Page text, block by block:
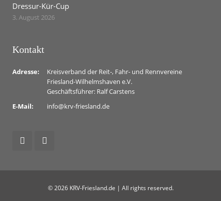
Dressur-Kür-Cup
3. August 2026
Kontakt
Adresse:
Kreisverband der Reit-, Fahr- und Rennvereine
Friesland-Wilhelmshaven e.V.
Geschäftsführer: Ralf Carstens
E-Mail:
info@krv-friesland.de
© 2026 KRV-Friesland.de | All rights reserved.